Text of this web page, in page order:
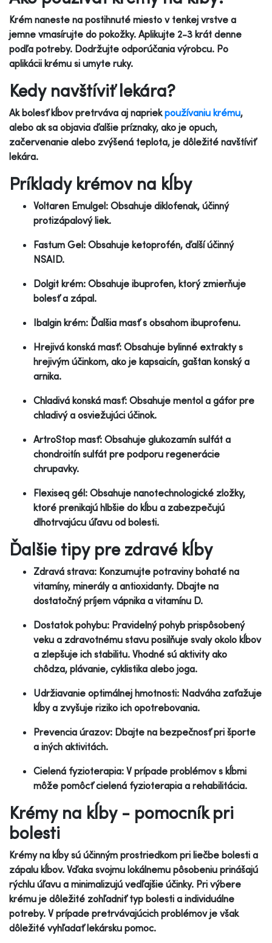
Krém naneste na postihnuté miesto v tenkej vrstve a
jemne vmasírujte do pokožky. Aplikujte 2-3 krát denne
podľa potreby. Dodržujte odporúčania výrobcu. Po
aplikácii krému si umyte ruky.
Kedy navštíviť lekára?
Ak bolesť kĺbov pretrváva aj napriekpoužívaniu krému,
alebo ak sa objavia ďalšie príznaky, ako je opuch,
začervenanie alebo zvýšená teplota, je dôležité navštíviť
lekára.
Príklady krémov na kĺby
Voltaren Emulgel: Obsahuje diklofenak, účinný
protizápalový liek.
Fastum Gel: Obsahuje ketoprofén, ďalší účinný
NSAID.
Dolgit krém: Obsahuje ibuprofen, ktorý zmierňuje
bolesť a zápal.
Ibalgin krém: Ďalšia masť s obsahom ibuprofenu.
Hrejivá konská masť: Obsahuje bylinné extrakty s
hrejivým účinkom, ako je kapsaicín, gaštan konský a
arnika.
Chladivá konská masť: Obsahuje mentol a gáfor pre
chladivý a osviežujúci účinok.
ArtroStop masť: Obsahuje glukozamín sulfát a
chondroitín sulfát pre podporu regenerácie
chrupavky.
Flexiseq gél: Obsahuje nanotechnologické zložky,
ktoré prenikajú hlbšie do kĺbu a zabezpečujú
dlhotrvajúcu úľavu od bolesti.
Ďalšie tipy pre zdravé kĺby
Zdravá strava: Konzumujte potraviny bohaté na
vitamíny, minerály a antioxidanty. Dbajte na
dostatočný príjem vápnika a vitamínu D.
Dostatok pohybu: Pravidelný pohyb prispôsobený
veku a zdravotnému stavu posilňuje svaly okolo kĺbov
a zlepšuje ich stabilitu. Vhodné sú aktivity ako
chôdza, plávanie, cyklistika alebo joga.
Udržiavanie optimálnej hmotnosti: Nadváha zaťažuje
kĺby a zvyšuje riziko ich opotrebovania.
Prevencia úrazov: Dbajte na bezpečnosť pri športe
a iných aktivitách.
Cielená fyzioterapia: V prípade problémov s kĺbmi
môže pomôcť cielená fyzioterapia a rehabilitácia.
Krémy na kĺby - pomocník pri
bolesti
Krémy na kĺby sú účinným prostriedkom pri liečbe bolesti a
zápalu kĺbov. Vďaka svojmu lokálnemu pôsobeniu prinášajú
rýchlu úľavu a minimalizujú vedľajšie účinky. Pri výbere
krému je dôležité zohľadniť typ bolesti a individuálne
potreby. V prípade pretrvávajúcich problémov je však
dôležité vyhľadať lekársku pomoc.